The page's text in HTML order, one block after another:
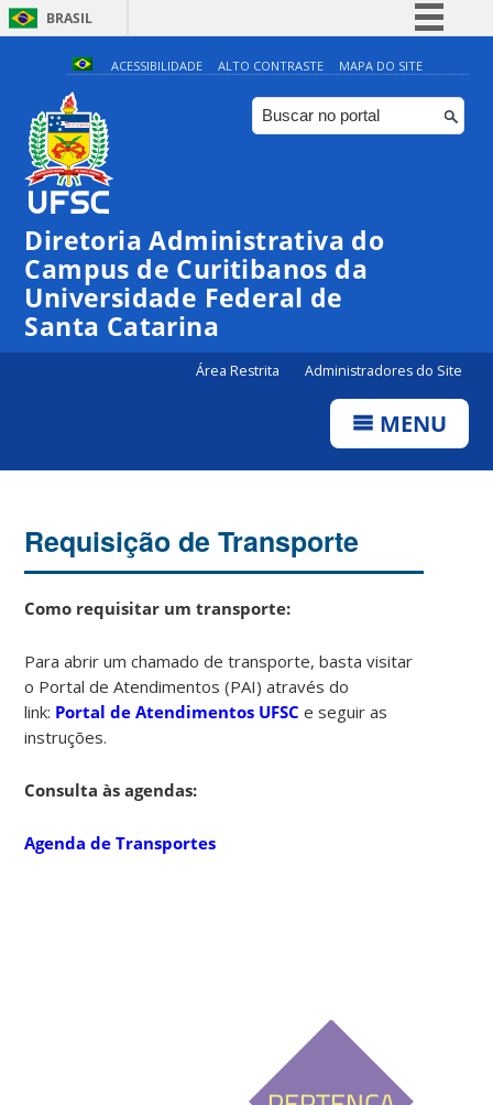
BRASIL
Simplifique!
Comunica BR
Participe
Canais
ACESSIBILIDADE ALTO CONTRASTE MAPA DO SITE
Diretoria Administrativa do
Campus de Curitibanos da
Universidade Federal de
Santa Catarina
Área Restrita Administradores do Site
MENU
Requisição de Transporte
Como requisitar um transporte:
Para abrir um chamado de transporte, basta visitar
o Portal de Atendimentos (PAI) através do
link: Portal de Atendimentos UFSC e seguir as
instruções.
Consulta às agendas:
Agenda de Transportes